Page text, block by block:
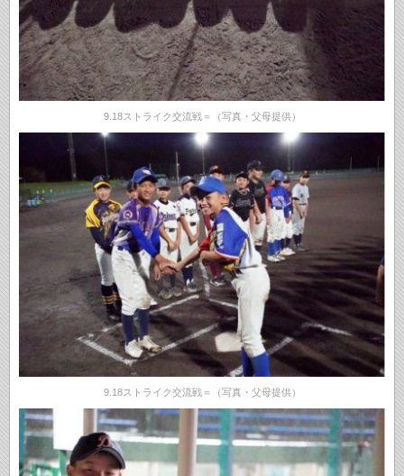
9.18ストライク交流戦＝（写真・父母提供）
9.18ストライク交流戦＝（写真・父母提供）